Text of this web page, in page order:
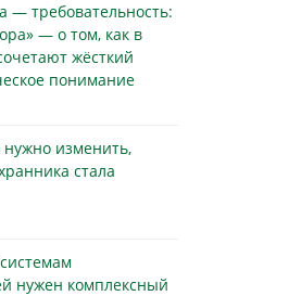
— требовательность:
— о том, как в
жёсткий
понимание
изменить,
стала
нужен комплексный